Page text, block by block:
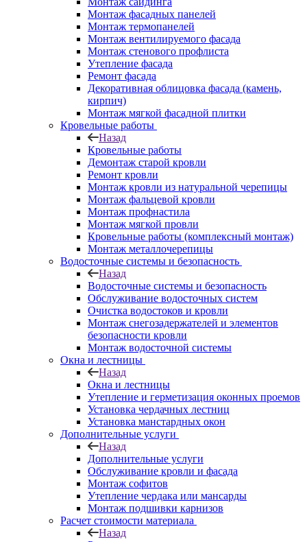
Монтаж фасадных панелей
Монтаж термопанелей
Монтаж вентилируемого фасада
Монтаж стенового профлиста
Утепление фасада
Ремонт фасада
Декоративная облицовка фасада (камень,
кирпич)
Монтаж мягкой фасадной плитки
Кровельные работы
Назад
Кровельные работы
Демонтаж старой кровли
Ремонт кровли
Монтаж кровли из натуральной черепицы
Монтаж фальцевой кровли
Монтаж профнастила
Монтаж мягкой провли
Кровельные работы (комплексный монтаж)
Монтаж металлочерепицы
Водосточные системы и безопасность
Назад
Водосточные системы и безопасность
Обслуживание водосточных систем
Очистка водостоков и кровли
Монтаж снегозадержателей и элементов
безопасности кровли
Монтаж водосточной системы
Окна и лестницы
Назад
Окна и лестницы
Утепление и герметизация оконных проемов
Установка чердачных лестниц
Установка манстардных окон
Дополнительные услуги
Назад
Дополнительные услуги
Обслуживание кровли и фасада
Монтаж софитов
Утепление чердака или мансарды
Монтаж подшивки карнизов
Расчет стоимости материала
Назад